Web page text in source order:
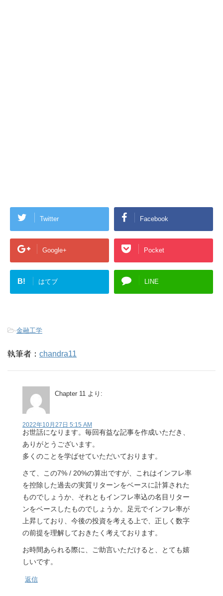
Twitter Facebook
Google+ Pocket
B! はてブ LINE
-金融工学
執筆者： chandra11
Chapter 11 より:
2022年10月27日 5:15 AM
お世話になります。毎回有益な記事を作成いただき、
ありがとうございます。
多くのことを学ばせていただいております。
さて、この7% / 20%の算出ですが、これはインフレ率
を控除した過去の実質リターンをベースに計算された
ものでしょうか、それともインフレ率込の名目リター
ンをベースしたものでしょうか。足元でインフレ率が
上昇しており、今後の投資を考える上で、正しく数字
の前提を理解しておきたく考えております。
お時間あられる際に、ご助言いただけると、とても嬉
しいです。
返信